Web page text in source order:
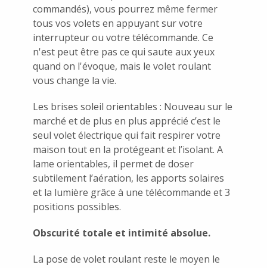
commandés), vous pourrez même fermer
tous vos volets en appuyant sur votre
interrupteur ou votre télécommande. Ce
n'est peut être pas ce qui saute aux yeux
quand on l'évoque, mais le volet roulant
vous change la vie.
Les brises soleil orientables : Nouveau sur le
marché et de plus en plus apprécié c’est le
seul volet électrique qui fait respirer votre
maison tout en la protégeant et l’isolant. A
lame orientables, il permet de doser
subtilement l’aération, les apports solaires
et la lumière grâce à une télécommande et 3
positions possibles.
Obscurité totale et intimité absolue.
La pose de volet roulant reste le moyen le